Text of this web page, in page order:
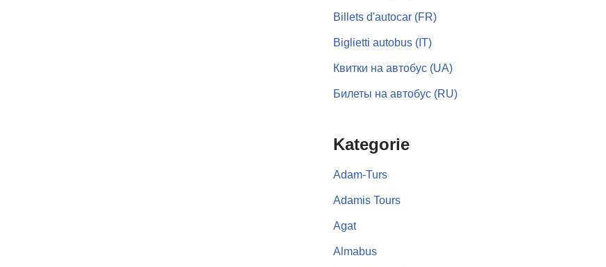
Billets d'autocar (FR)
Biglietti autobus (IT)
Квитки на автобус (UA)
Билеты на автобус (RU)
Kategorie
Adam-Turs
Adamis Tours
Agat
Almabus